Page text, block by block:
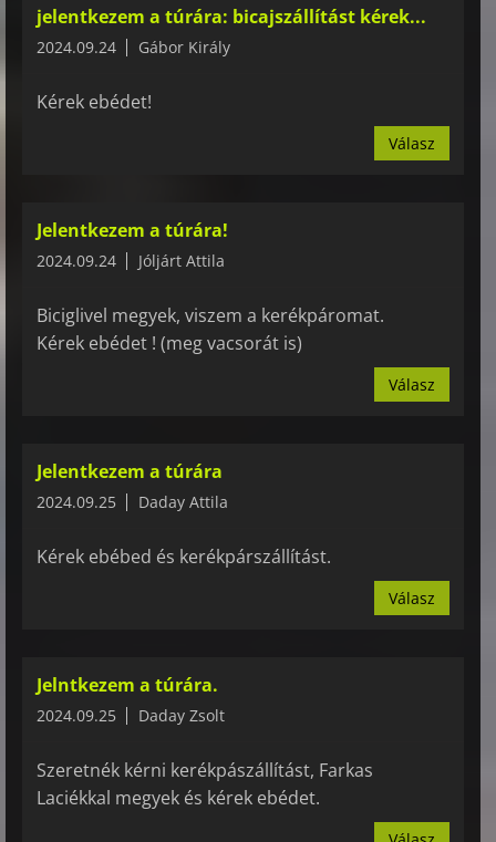
jelentkezem a túrára: bicajszállítást kérek...
2024.09.24 Gábor Király
Kérek ebédet!
Válasz
Jelentkezem a túrára!
2024.09.24 Jóljárt Attila
Biciglivel megyek, viszem a kerékpáromat.
Kérek ebédet ! (meg vacsorát is)
Válasz
Jelentkezem a túrára
2024.09.25 Daday Attila
Kérek ebébed és kerékpárszállítást.
Válasz
Jelntkezem a túrára.
2024.09.25 Daday Zsolt
Szeretnék kérni kerékpászállítást, Farkas
Laciékkal megyek és kérek ebédet.